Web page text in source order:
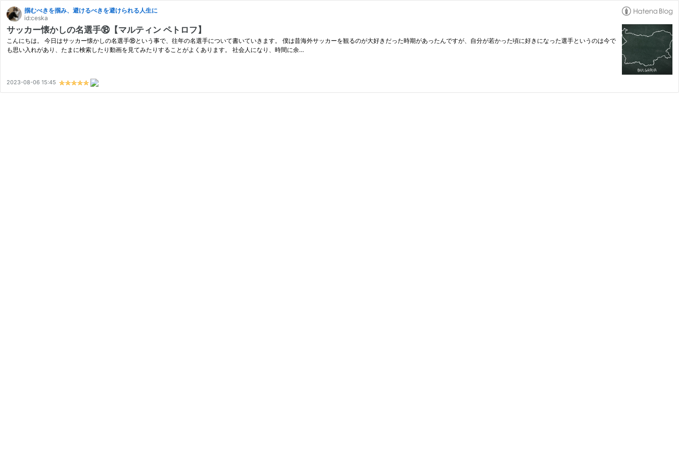
掴むべきを掴み、避けるべきを避けられる人生に
id:ceska
サッカー懐かしの名選手⑱【マルティン ペトロフ】
こんにちは。 今日はサッカー懐かしの名選手⑱という事で、往年の名選手について書いていきます。 僕は昔海外サッカーを観るのが大好きだった時期があったんですが、自分が若かった頃に好きになった選手というのは今で
も思い入れがあり、たまに検索したり動画を見てみたりすることがよくあります。 社会人になり、時間に余…
2023-08-06 15:45